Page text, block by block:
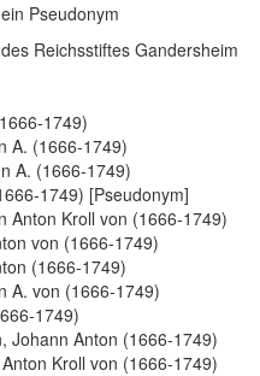
Pseudonym
Reichsstiftes Gandersheim
1749)
A. (1666-1749)
A. (1666-1749)
1749) [Pseudonym]
Anton Kroll von (1666-1749)
von (1666-1749)
(1666-1749)
A. von (1666-1749)
1749)
Johann Anton (1666-1749)
Kroll von (1666-1749)